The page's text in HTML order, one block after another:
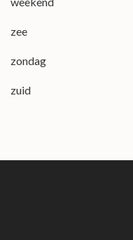
zee
zondag
zuid